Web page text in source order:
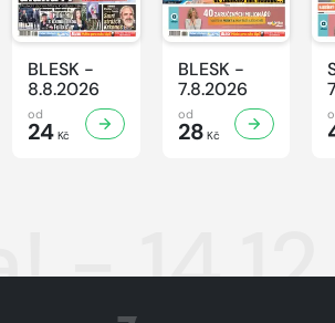
BLESK -
8.8.2026
od
24Kč
BLESK -
7.8.2026
od
28 Kč
-